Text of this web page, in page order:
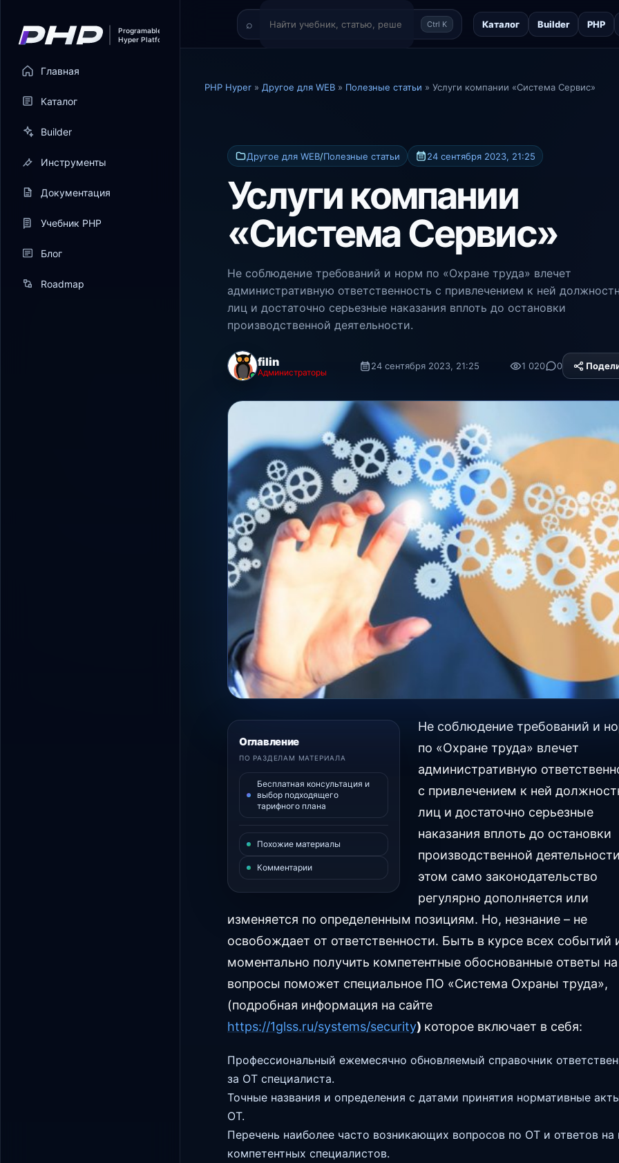
Главная
Каталог
Builder
Инструменты
Документация
Учебник PHP
Блог
Roadmap
Ctrl K Каталог Builder PHP
PHP Hyper » Другое для WEB » Полезные статьи » Услуги компании «Система Сервис»
Другое для WEB/Полезные статьи 24 сентября 2023, 21:25
Услуги компании
«Система Сервис»
Не соблюдение требований и норм по «Охране труда» влечет
административную ответственность с привлечением к ней
лиц и достаточно серьезные наказания вплоть до остановки
производственной деятельности.
filin
Администраторы
24 сентября 2023, 21:25 1 020 0
Оглавление
ПО РАЗДЕЛАМ МАТЕРИАЛА
Бесплатная консультация и
выбор подходящего
тарифного плана
Похожие материалы
Комментарии
Не соблюдение требований и
по «Охране труда» влечет
административную
с привлечением к ней
лиц и достаточно серьезные
наказания вплоть до остановки
производственной
этом само законодательство
регулярно дополняется или
изменяется по определенным позициям. Но, незнание – не
освобождает от ответственности. Быть в курсе всех событий
моментально получить компетентные обоснованные ответы
вопросы поможет специальное ПО «Система Охраны труда»,
(подробная информация на сайте
https://1glss.ru/systems/security) которое включает в себя:
Профессиональный ежемесячно обновляемый справочник
за ОТ специалиста.
Точные названия и определения с датами принятия нормативные
ОТ.
Перечень наиболее часто возникающих вопросов по ОТ и ответов на
компетентных специалистов.